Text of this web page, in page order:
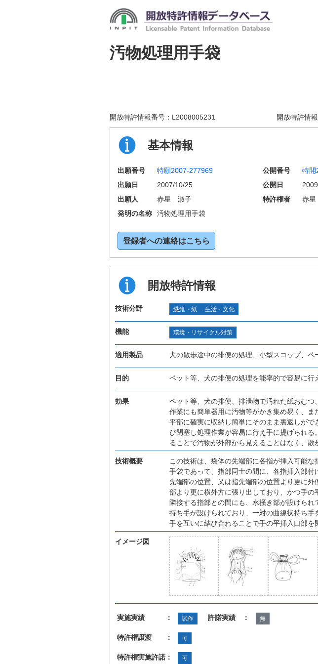
汚物処理用手袋
開放特許情報番号： L2008005231 開放特許情
基本情報
出願番号 特願2007-277969 公開番号 特開
出願日
2007/10/25 公開日
出願人
赤星 淑子 特許権者 赤
発明の名称
汚物処理用手袋
登録者への連絡はこちら
開放特許情報
技術分野 繊維・紙 生活・文化
機能 環境・リサイクル対策
適用製品 犬の散歩途中の排便の処理、小型スコップ、ペ
目的 ペット等、犬の排便の処理を能率的で容易に行
効果
ペット等、犬の排便、排泄物で汚れた紙おむ
作業にも簡単器用に汚物等がかき集め易く、
平部に確実に収納し簡単にそのまま裏返しが
び閉塞し処理作業が容易に行え手に提げられ
ることで汚物が外部から見えることはなく、散
技術概要
この技術は、袋体の先端部に各指が挿入可能
手袋であって、指部同士の間に、各指挿入部
先端部の位置、又は指先端部の位置より更に
部より更に横外方に張り出しており、かつ手
隣接する指部との間にも、水掻き部が設けら
持ち手が設けられており、一対の曲線状持ち
手を互いに結び合わることで手の平挿入口部を
イメージ図
実施実績 ： 試作 許諾実績 ： 無
特許権譲渡 ： 可
特許権実施許諾： 可